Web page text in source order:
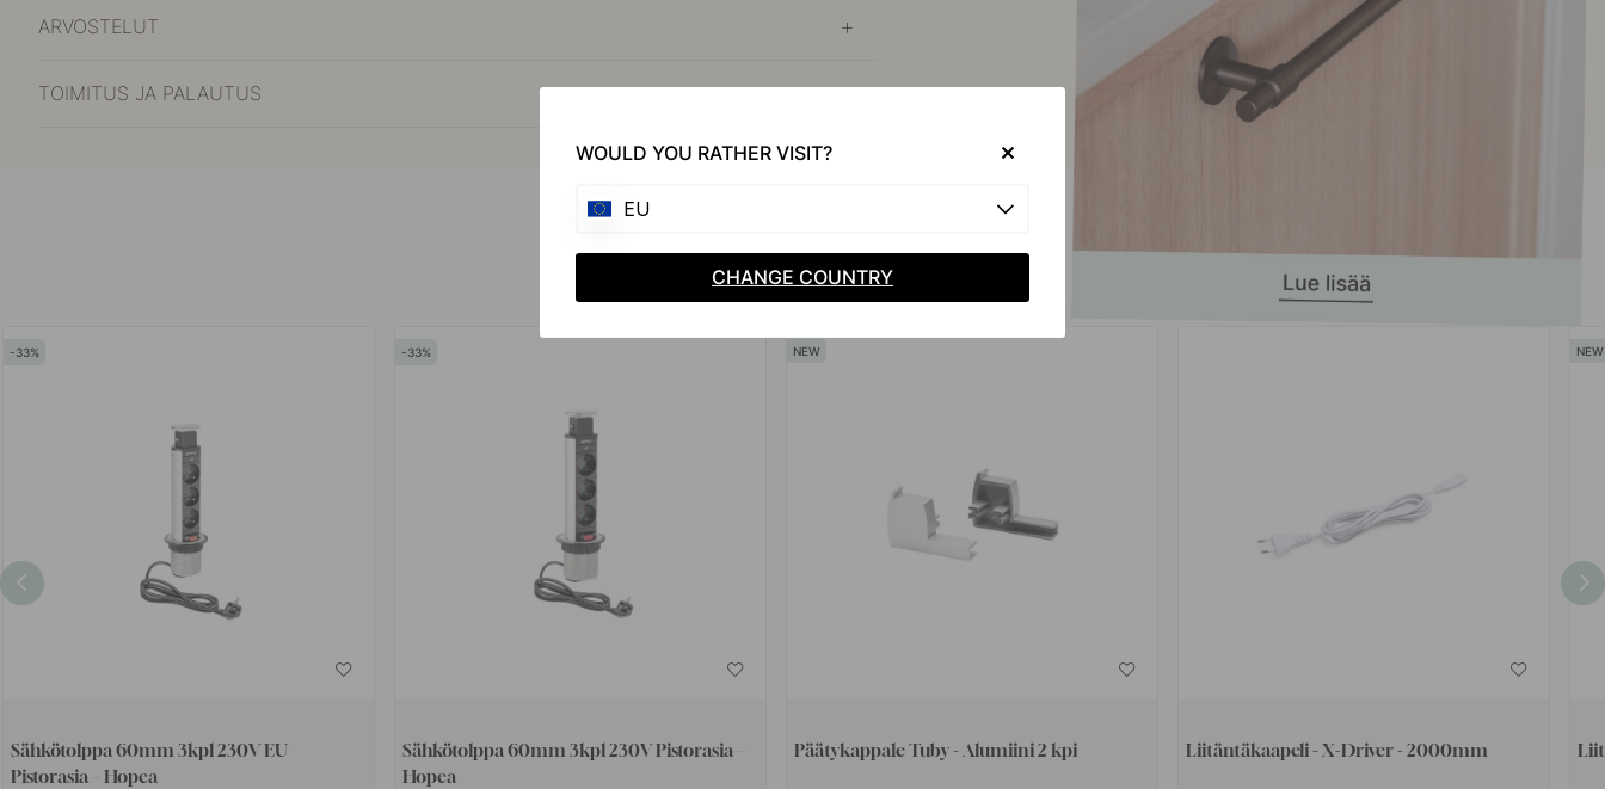
ARVOSTELUT
TOIMITUS JA PALAUTUS
Liittyvät tuotteet
33
Sähkötolppa 60mm 3kpl 230V EU
Pistorasia – Hopea
33
Sähkötolppa 60mm 3kpl 230V Pistorasia –
Hopea
Päätykappale Tuby - Alumiini 2 kpi Liitäntäkaapeli - X-Driver - 2000mm
WOULD YOU RATHER VISIT?
EU
CHANGE COUNTRY